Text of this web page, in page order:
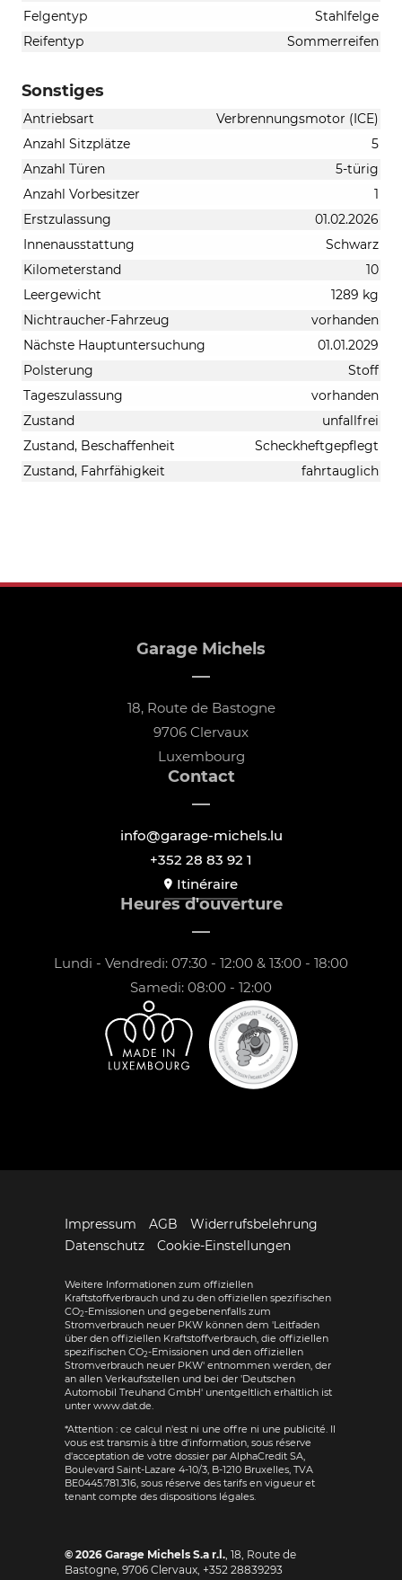
Felgentyp
Stahlfelge
Reifentyp
Sommerreifen
Sonstiges
Antriebsart
Verbrennungsmotor (ICE)
Anzahl Sitzplätze
5
Anzahl Türen
5-türig
Anzahl Vorbesitzer
1
Erstzulassung
01.02.2026
Innenausstattung
Schwarz
Kilometerstand
10
Leergewicht
1289 kg
Nichtraucher-Fahrzeug
vorhanden
Nächste Hauptuntersuchung
01.01.2029
Polsterung
Stoff
Tageszulassung
vorhanden
Zustand
unfallfrei
Zustand, Beschaffenheit
Scheckheftgepflegt
Zustand, Fahrfähigkeit
fahrtauglich
Garage Michels
18, Route de Bastogne
9706 Clervaux
Luxembourg
Contact
info@garage-michels.lu
+352 28 83 92 1
Itinéraire
Heures d'ouverture
Lundi - Vendredi: 07:30 - 12:00 & 13:00 - 18:00
Samedi: 08:00 - 12:00
Impressum AGB
Widerrufsbelehrung
Datenschutz
Cookie-Einstellungen
Weitere Informationen zum offiziellen
Kraftstoffverbrauch und zu den offiziellen spezifischen
CO2-Emissionen und gegebenenfalls zum
Stromverbrauch neuer PKW können dem 'Leitfaden
über den offiziellen Kraftstoffverbrauch, die offiziellen
spezifischen CO2-Emissionen und den offiziellen
Stromverbrauch neuer PKW' entnommen werden, der
an allen Verkaufsstellen und bei der 'Deutschen
Automobil Treuhand GmbH' unentgeltlich erhältlich ist
unter www.dat.de.
*Attention : ce calcul n'est ni une offre ni une publicité. Il
vous est transmis à titre d'information, sous réserve
d'acceptation de votre dossier par AlphaCredit SA,
Boulevard Saint-Lazare 4-10/3, B-1210 Bruxelles, TVA
BE0445.781.316, sous réserve des tarifs en vigueur et
tenant compte des dispositions légales.
© 2026 Garage Michels S.a r.l., 18, Route de
Bastogne, 9706 Clervaux, +352 28839293